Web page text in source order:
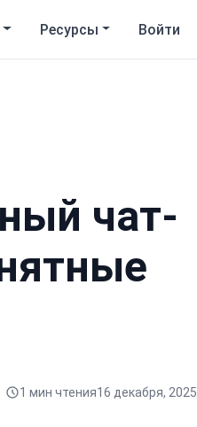
Ресурсы Войти
чат-
1 мин чтения16 декабря, 2025